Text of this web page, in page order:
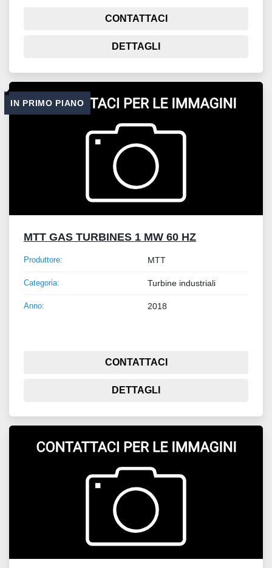
CONTATTACI
DETTAGLI
IN PRIMO PIANO
MTT GAS TURBINES 1 MW 60 HZ
Produttore: MTT
Categoria: Turbine industriali
Anno: 2018
CONTATTACI
DETTAGLI